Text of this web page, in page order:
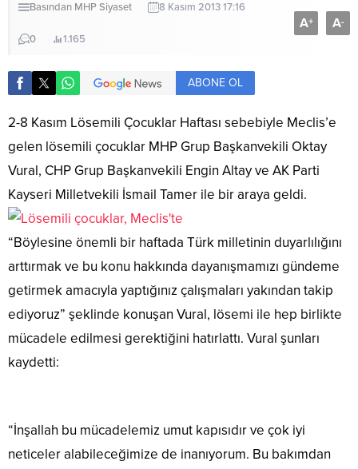
Basından MHPSiyaset 8 Kasım 2013 17:16
0 1.165
A+ A-
ABONE OL
2-8 Kasım Lösemili Çocuklar Haftası sebebiyle Meclis’e
gelen lösemili çocuklar MHP Grup Başkanvekili Oktay
Vural, CHP Grup Başkanvekili Engin Altay ve AK Parti
Kayseri Milletvekili İsmail Tamer ile bir araya geldi.
“Böylesine önemli bir haftada Türk milletinin duyarlılığını
arttırmak ve bu konu hakkında dayanışmamızı gündeme
getirmek amacıyla yaptığınız çalışmaları yakından takip
ediyoruz” şeklinde konuşan Vural, lösemi ile hep birlikte
mücadele edilmesi gerektiğini hatırlattı. Vural şunları
kaydetti:
“İnşallah bu mücadelemiz umut kapısıdır ve çok iyi
neticeler alabileceğimize de inanıyorum. Bu bakımdan